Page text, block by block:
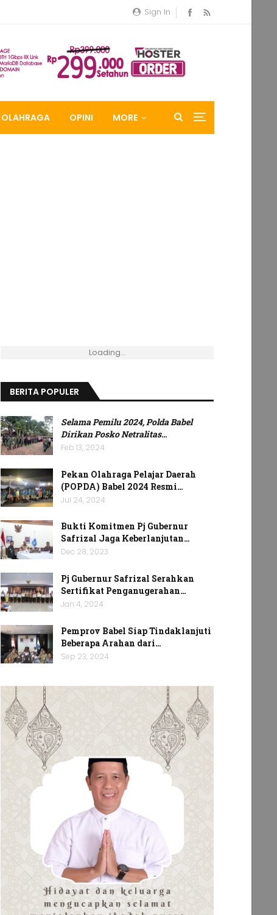
Sign In
OLAHRAGA OPINI MORE
Loading...
BERITA POPULER
Selama Pemilu 2024, Polda Babel
Dirikan Posko Netralitas…
Feb 13, 2024
Pekan Olahraga Pelajar Daerah
(POPDA) Babel 2024 Resmi…
Jul 24, 2024
Bukti Komitmen Pj Gubernur
Safrizal Jaga Keberlanjutan…
Dec 28, 2023
Pj Gubernur Safrizal Serahkan
Sertifikat Penganugerahan…
Jan 4, 2024
Pemprov Babel Siap Tindaklanjuti
Beberapa Arahan dari…
Sep 23, 2024